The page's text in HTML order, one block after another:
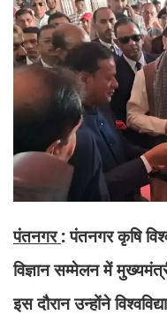
पंतनगर: पंतनगर कृषि
विज्ञान सम्मेलन में
इस दौरान उन्होंने